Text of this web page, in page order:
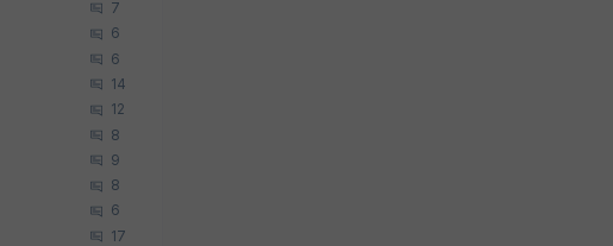
7
6
6
14
12
8
9
8
6
17